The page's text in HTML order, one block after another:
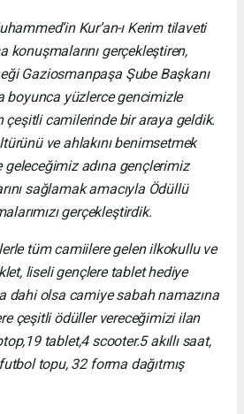
Kur’an-ı Kerim tilaveti
konuşmalarını gerçekleştiren,
Gaziosmanpaşa Şube Başkanı
boyunca yüzlerce gencimizle
çeşitli camilerinde bir araya geldik.
ve ahlakını benimsetmek
adına gençlerimiz
sağlamak amacıyla Ödüllü
gerçekleştirdik.
tüm camiilere gelen ilkokullu ve
liseli gençlere tablet hediye
dahi olsa camiye sabah namazına
çeşitli ödüller vereceğimizi ilan
tablet,4 scooter.5 akıllı saat,
topu, 32 forma dağıtmış